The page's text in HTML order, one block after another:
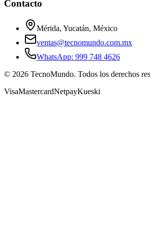
Contacto
Mérida, Yucatán, México
ventas@tecnomundo.com.mx
WhatsApp: 999 748 4626
© 2026 TecnoMundo. Todos los derechos
VisaMastercardNetpayKueski